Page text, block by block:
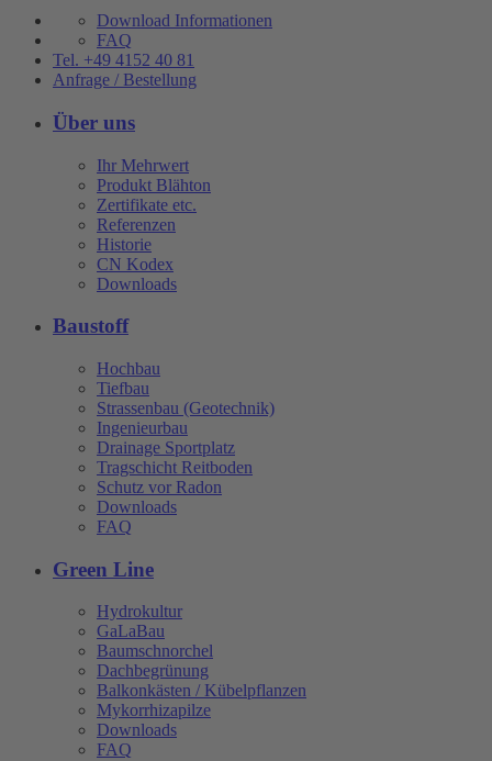
Download Informationen
FAQ
Tel. +49 4152 40 81
Anfrage / Bestellung
Über uns
Ihr Mehrwert
Produkt Blähton
Zertifikate etc.
Referenzen
Historie
CN Kodex
Downloads
Baustoff
Hochbau
Tiefbau
Strassenbau (Geotechnik)
Ingenieurbau
Drainage Sportplatz
Tragschicht Reitboden
Schutz vor Radon
Downloads
FAQ
Green Line
Hydrokultur
GaLaBau
Baumschnorchel
Dachbegrünung
Balkonkästen / Kübelpflanzen
Mykorrhizapilze
Downloads
FAQ